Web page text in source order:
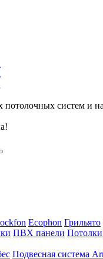
потолочных систем и
Ecophon Грильято
ПВХ панели Потолки
Подвесная система